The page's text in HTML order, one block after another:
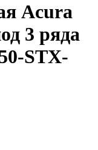
Acura
3 ряда
STX-